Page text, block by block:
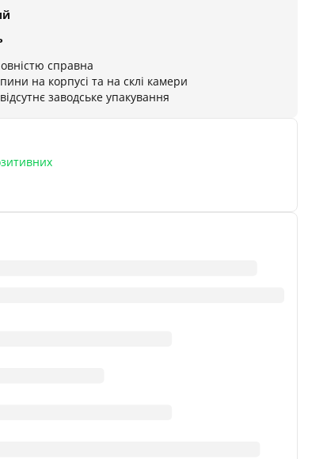
справна
на корпусі та на склі камери
заводське упакування